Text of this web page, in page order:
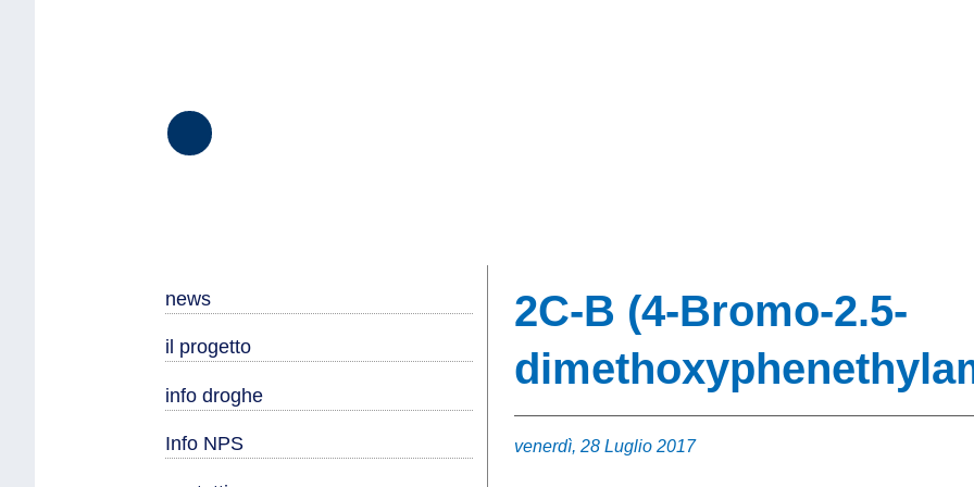
BAONPS
news
il progetto
info droghe
Info NPS
2C-B (4-Bromo-2.5-
venerdì, 28 Luglio 2017